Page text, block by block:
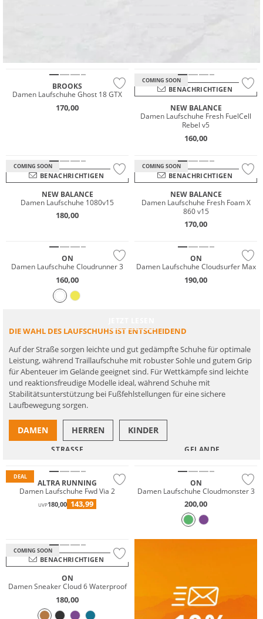
BROOKS
Damen Laufschuhe Ghost 18 GTX
170,00
COMING SOON
BENACHRICHTIGEN
NEW BALANCE
Damen Laufschuhe Fresh FuelCell
Rebel v5
160,00
COMING SOON
BENACHRICHTIGEN
NEW BALANCE
Damen Laufschuhe 1080v15
180,00
COMING SOON
BENACHRICHTIGEN
NEW BALANCE
Damen Laufschuhe Fresh Foam X
860 v15
170,00
ON
Damen Laufschuhe Cloudrunner 3
160,00
ON
Damen Laufschuhe Cloudsurfer Max
190,00
So finden Sie den richtigen Laufschuh
DIE WAHL DES LAUFSCHUHS IST ENTSCHEIDEND
Auf der Straße sorgen leichte und gut gedämpfte Schuhe für optimale
Leistung, während Traillaufschuhe mit robuster Sohle und gutem Grip
für Abenteuer im Gelände geeignet sind. Für Wettkämpfe sind leichte
und reaktionsfreudige Modelle ideal, während Schuhe mit
Stabilitätsunterstützung bei Fußfehl­stellungen für eine sichere
Laufbewegung sorgen.
DAMEN HERREN KINDER
STRASSE GELÄNDE
DEAL
ALTRA RUNNING
Damen Laufschuhe Fwd Via 2
UVP180,00 143,99
NEU
ON
Damen Laufschuhe Cloudmonster 3
200,00
COMING SOON
BENACHRICHTIGEN
ON
Damen Sneaker Cloud 6 Waterproof
180,00